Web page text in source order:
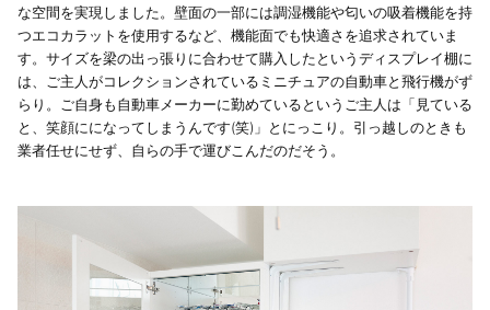
な空間を実現しました。壁面の一部には調湿機能や匂いの吸着機能を持
つエコカラットを使用するなど、機能面でも快適さを追求されていま
す。サイズを梁の出っ張りに合わせて購入したというディスプレイ棚に
は、ご主人がコレクションされているミニチュアの自動車と飛行機がず
らり。ご自身も自動車メーカーに勤めているというご主人は「見ている
と、笑顔にになってしまうんです(笑)」とにっこり。引っ越しのときも
業者任せにせず、自らの手で運びこんだのだそう。